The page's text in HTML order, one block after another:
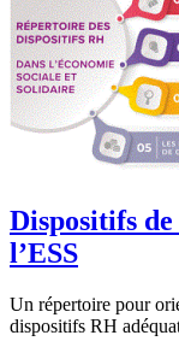
Dispositifs de
l’ESS
Un répertoire pour
dispositifs RH